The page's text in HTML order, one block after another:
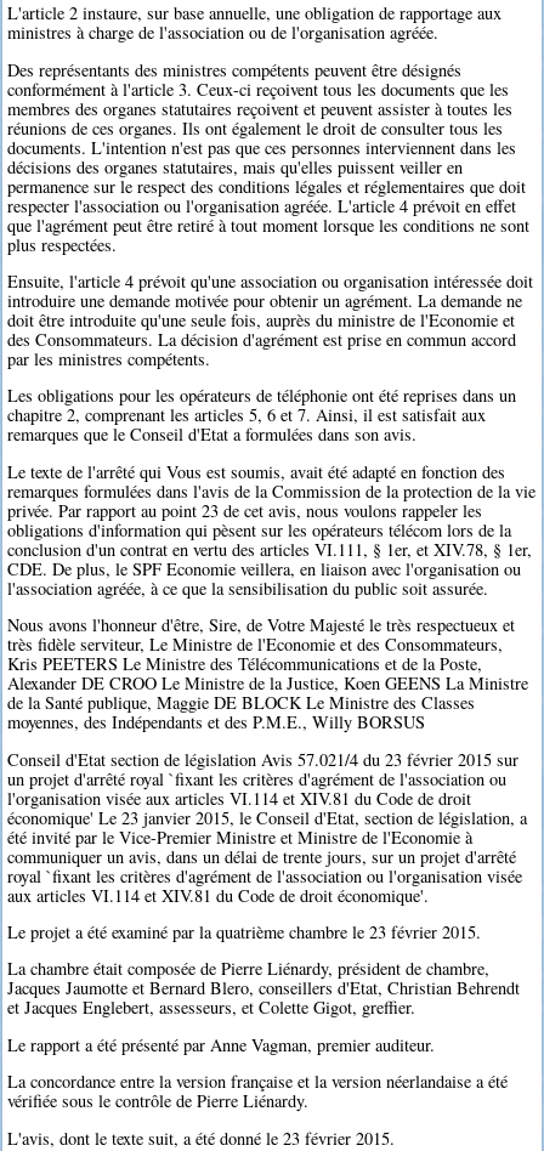
L'article 2 instaure, sur base annuelle, une obligation de rapportage aux
ministres à charge de l'association ou de l'organisation agréée.
Des représentants des ministres compétents peuvent être désignés
conformément à l'article 3. Ceux-ci reçoivent tous les documents que les
membres des organes statutaires reçoivent et peuvent assister à toutes les
réunions de ces organes. Ils ont également le droit de consulter tous les
documents. L'intention n'est pas que ces personnes interviennent dans les
décisions des organes statutaires, mais qu'elles puissent veiller en
permanence sur le respect des conditions légales et réglementaires que doit
respecter l'association ou l'organisation agréée. L'article 4 prévoit en effet
que l'agrément peut être retiré à tout moment lorsque les conditions ne sont
plus respectées.
Ensuite, l'article 4 prévoit qu'une association ou organisation intéressée doit
introduire une demande motivée pour obtenir un agrément. La demande ne
doit être introduite qu'une seule fois, auprès du ministre de l'Economie et
des Consommateurs. La décision d'agrément est prise en commun accord
par les ministres compétents.
Les obligations pour les opérateurs de téléphonie ont été reprises dans un
chapitre 2, comprenant les articles 5, 6 et 7. Ainsi, il est satisfait aux
remarques que le Conseil d'Etat a formulées dans son avis.
Le texte de l'arrêté qui Vous est soumis, avait été adapté en fonction des
remarques formulées dans l'avis de la Commission de la protection de la vie
privée. Par rapport au point 23 de cet avis, nous voulons rappeler les
obligations d'information qui pèsent sur les opérateurs télécom lors de la
conclusion d'un contrat en vertu des articles VI.111, § 1er, et XIV.78, § 1er,
CDE. De plus, le SPF Economie veillera, en liaison avec l'organisation ou
l'association agréée, à ce que la sensibilisation du public soit assurée.
Nous avons l'honneur d'être, Sire, de Votre Majesté le très respectueux et
très fidèle serviteur, Le Ministre de l'Economie et des Consommateurs,
Kris PEETERS Le Ministre des Télécommunications et de la Poste,
Alexander DE CROO Le Ministre de la Justice, Koen GEENS La Ministre
de la Santé publique, Maggie DE BLOCK Le Ministre des Classes
moyennes, des Indépendants et des P.M.E., Willy BORSUS
Conseil d'Etat section de législation Avis 57.021/4 du 23 février 2015 sur
un projet d'arrêté royal `fixant les critères d'agrément de l'association ou
l'organisation visée aux articles VI.114 et XIV.81 du Code de droit
économique' Le 23 janvier 2015, le Conseil d'Etat, section de législation, a
été invité par le Vice-Premier Ministre et Ministre de l'Economie à
communiquer un avis, dans un délai de trente jours, sur un projet d'arrêté
royal `fixant les critères d'agrément de l'association ou l'organisation visée
aux articles VI.114 et XIV.81 du Code de droit économique'.
Le projet a été examiné par la quatrième chambre le 23 février 2015.
La chambre était composée de Pierre Liénardy, président de chambre,
Jacques Jaumotte et Bernard Blero, conseillers d'Etat, Christian Behrendt
et Jacques Englebert, assesseurs, et Colette Gigot, greffier.
Le rapport a été présenté par Anne Vagman, premier auditeur.
La concordance entre la version française et la version néerlandaise a été
vérifiée sous le contrôle de Pierre Liénardy.
L'avis, dont le texte suit, a été donné le 23 février 2015.